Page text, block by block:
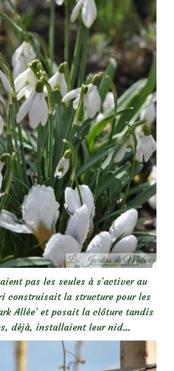
pas les seules à s’activer au
construisait la structure pour les
Allée’ et posait la clôture tandis
déjà, installaient leur nid…